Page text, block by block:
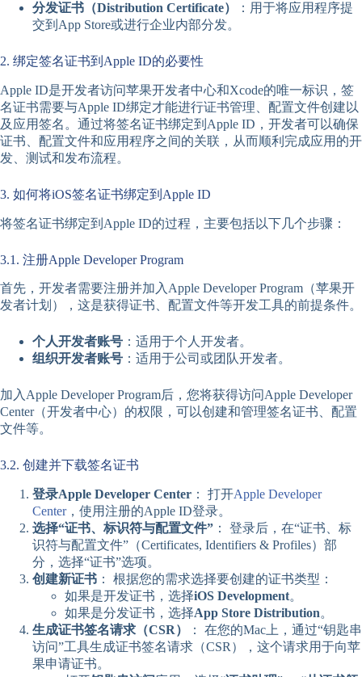
分发证书（Distribution Certificate）
：用于将应用程序提
交到App Store或进行企业内部分发。
2. 绑定签名证书到Apple ID的必要性
Apple ID是开发者访问苹果开发者中心和Xcode的唯一标识，签
名证书需要与Apple ID绑定才能进行证书管理、配置文件创建以
及应用签名。通过将签名证书绑定到Apple ID，开发者可以确保
证书、配置文件和应用程序之间的关联，从而顺利完成应用的开
发、测试和发布流程。
3. 如何将iOS签名证书绑定到Apple ID
将签名证书绑定到Apple ID的过程，主要包括以下几个步骤：
3.1. 注册Apple Developer Program
首先，开发者需要注册并加入Apple Developer Program（苹果开
发者计划），这是获得证书、配置文件等开发工具的前提条件。
个人开发者账号 ：适用于个人开发者。
组织开发者账号 ：适用于公司或团队开发者。
加入Apple Developer Program后，您将获得访问Apple Developer
Center（开发者中心）的权限，可以创建和管理签名证书、配置
文件等。
3.2. 创建并下载签名证书
登录Apple Developer Center ： 打开Apple Developer
Center，使用注册的Apple ID登录。
选择“证书、标识符与配置文件” ： 登录后，在“证书、标
识符与配置文件”（Certificates, Identifiers & Profiles）部
分，选择“证书”选项。
创建新证书 ： 根据您的需求选择要创建的证书类型：
如果是开发证书，选择iOS Development。
如果是分发证书，选择App Store Distribution。
生成证书签名请求（CSR）
： 在您的Mac上，通过“钥匙串
访问”工具生成证书签名请求（CSR），这个请求用于向苹
果申请证书。